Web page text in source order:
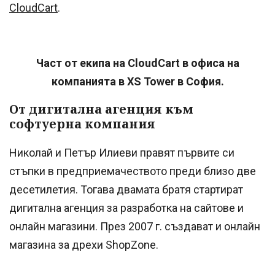
CloudCart.
Част от екипа на CloudCart в офиса на
компанията в XS Tower в София.
От дигитална агенция към
софтуерна компания
Николай и Петър Илиеви правят първите си
стъпки в предприемачеството преди близо две
десетилетия. Тогава двамата братя стартират
дигитална агенция за разработка на сайтове и
онлайн магазини. През 2007 г. създават и онлайн
магазина за дрехи ShopZone.